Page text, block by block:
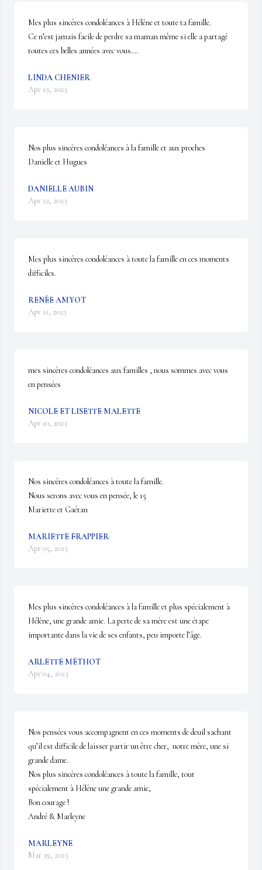
Mes plus sincères condoléances à Hélène et toute ta famille.
Ce n’est jamais facile de perdre sa maman même si elle a partagé
toutes ces belles années avec vous….
LINDA CHENIER
Apr 13, 2023
Nos plus sincères condoléances à la famille et aux proches
Danielle et Hugues
DANIELLE AUBIN
Apr 12, 2023
Mes plus sincères condoléances à toute la famille en ces moments
difficiles.
RENÉE AMYOT
Apr 11, 2023
mes sincères condoléances aux familles , nous sommes avec vous
en pensées
NICOLE ET LISETTE MALETTE
Apr 10, 2023
Nos sincères condoléances à toute la famille.
Nous serons avec vous en pensée, le 15
Mariette et Gaétan
MARIETTE FRAPPIER
Apr 05, 2023
Mes plus sincères condoléances à la famille et plus spécialement à
Hélène, une grande amie. La perte de sa mère est une étape
importante dans la vie de ses enfants, peu importe l’âge.
ARLETTE MÉTHOT
Apr 04, 2023
Nos pensées vous accompagnent en ces moments de deuil sachant
qu’il est difficile de laisser partir un être cher,  notre mère, une si
grande dame.
Nos plus sincères condoléances à toute la famille, tout
spécialement à Hélène une grande amie,
Bon courage !
André & Marleyne
MARLEYNE
Mar 29, 2023